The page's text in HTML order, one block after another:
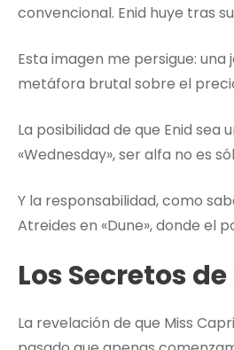
convencional. Enid huye tras
Esta imagen me persigue:
metáfora brutal sobre el
La posibilidad de que Enid
«Wednesday», ser alfa no es
Y la responsabilidad, como
Atreides en «Dune», donde el
Los Secretos
La revelación de que Miss